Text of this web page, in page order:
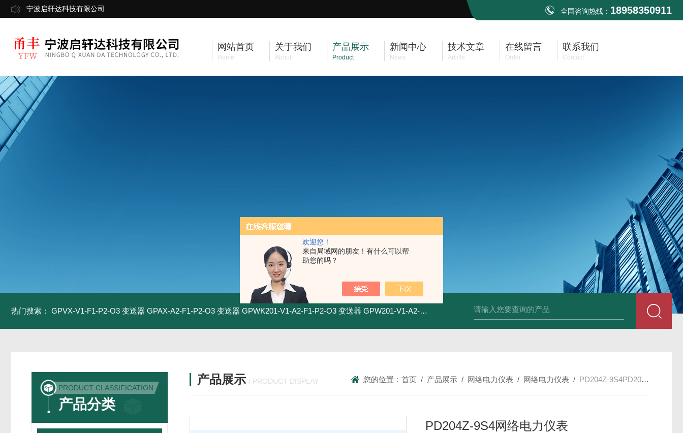
欢迎您！
来自局域网的朋友！有什么可以帮
助您的吗？
宁波启轩达科技有限公司 全国咨询热线： 18958350911
网站首页
Home
关于我们
About
产品展示
Product
新闻中心
News
技术文章
Article
在线留言
Order
联系我们
Contact
热门搜索： GPVX-V1-F1-P2-O3 变送器 GPAX-A2-F1-P2-O3 变送器 GPWK201-V1-A2-F1-P2-O3 变送器 GPW201-V1-A2-F1-P2-O3 变送器 变送器GPV-V1-F1-P2-O3 变送器GPA-A2-F1-P2-O3 变送器
PRODUCT CLASSIFICATION
产品分类
产品展示 / PRODUCT DISPLAY 您的位置：首页 / 产品展示 / 网络电力仪表 / 网络电力仪表 / PD204Z-9S4PD204Z-9S4网络电力仪表
PD204Z-9S4网络电力仪表